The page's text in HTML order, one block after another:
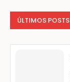
ÚLTIMOS POSTS